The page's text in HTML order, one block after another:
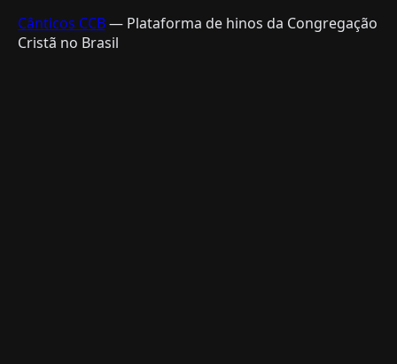
Cânticos CCB— Plataforma de hinos da Congregação
Cristã no Brasil